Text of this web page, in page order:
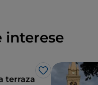
interese
Me gusta
terraza